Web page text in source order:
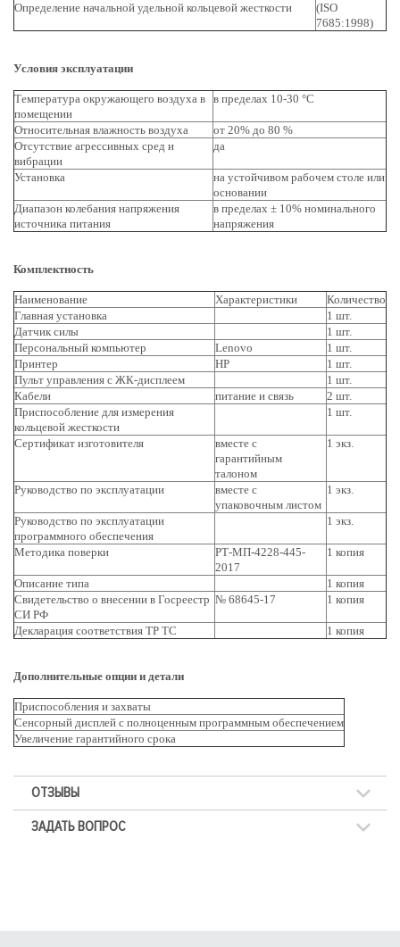
Определение начальной удельной кольцевой жесткости
(ISO
7685:1998)
Условия эксплуатации
Температура окружающего воздуха в
помещении
в пределах 10-30 °С
Относительная влажность воздуха
от 20% до 80 %
Отсутствие агрессивных сред и
вибрации
да
Установка
на устойчивом рабочем столе или
основании
Диапазон колебания напряжения
источника питания
в пределах ± 10% номинального
напряжения
Комплектность
Наименование Характеристики
Количество
Главная установка
1 шт.
Датчик силы
1 шт.
Персональный компьютер
Lenovo
1 шт.
Принтер
HP
1 шт.
Пульт управления с ЖК-дисплеем
1 шт.
Кабели
питание и связь
2 шт.
Приспособление для измерения
кольцевой жесткости
1 шт.
Сертификат изготовителя
вместе с
гарантийным
талоном
1 экз.
Руководство по эксплуатации
вместе с
упаковочным листом
1 экз.
Руководство по эксплуатации
программного обеспечения
1 экз.
Методика поверки
РТ-МП-4228-445-
2017
1 копия
Описание типа
1 копия
Свидетельство о внесении в Госреестр
СИ РФ
№ 68645-17 1 копия
Декларация соответствия ТР ТС 1 копия
Дополнительные опции и детали
Приспособления и захваты
Сенсорный дисплей с полноценным программным обеспечением
Увеличение гарантийного срока
ОТЗЫВЫ
ЗАДАТЬ ВОПРОС